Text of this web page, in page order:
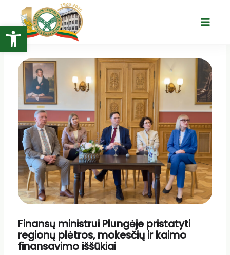
Open toolbar
turinio
Main
Finansų ministrui Plungėje pristatyti
regionų plėtros, mokesčių ir kaimo
finansavimo iššūkiai